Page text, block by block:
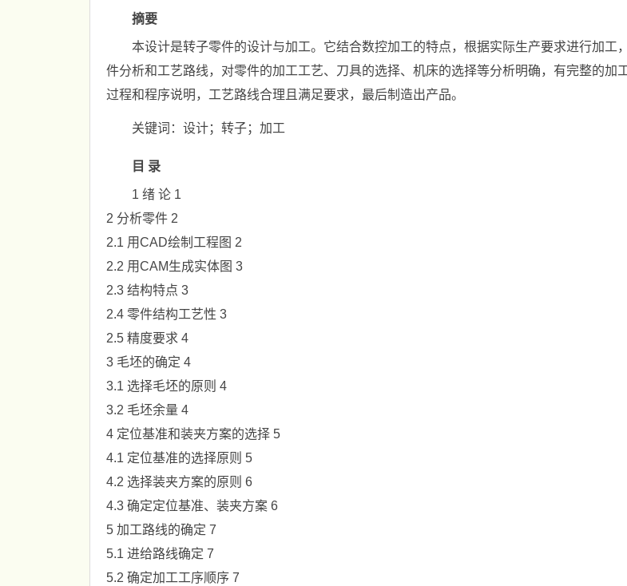
摘要
本设计是转子零件的设计与加工。它结合数控加工的特点，根据实际生产要求进行加工
件分析和工艺路线，对零件的加工工艺、刀具的选择、机床的选择等分析明确，有完整的加
过程和程序说明，工艺路线合理且满足要求，最后制造出产品。
关键词：设计；转子；加工
目 录
1 绪 论 1
2 分析零件 2
2.1 用CAD绘制工程图 2
2.2 用CAM生成实体图 3
2.3 结构特点 3
2.4 零件结构工艺性 3
2.5 精度要求 4
3 毛坯的确定 4
3.1 选择毛坯的原则 4
3.2 毛坯余量 4
4 定位基准和装夹方案的选择 5
4.1 定位基准的选择原则 5
4.2 选择装夹方案的原则 6
4.3 确定定位基准、装夹方案 6
5 加工路线的确定 7
5.1 进给路线确定 7
5.2 确定加工工序顺序 7